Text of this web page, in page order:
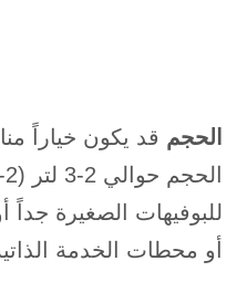
الحجم قد يكون خياراً
للبوفيهات الصغيرة جداً
أو محطات الخدمة